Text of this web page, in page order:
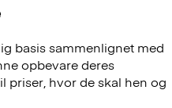
basis sammenlignet med
opbevare deres
priser, hvor de skal hen og